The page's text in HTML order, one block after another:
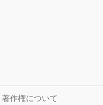
著作権について